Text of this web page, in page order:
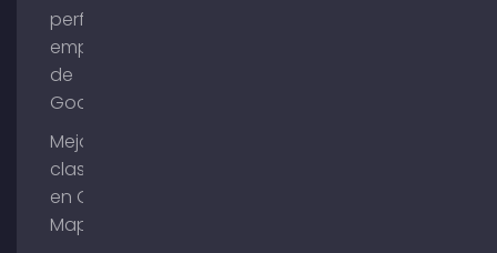
perfil de
empresa
de
Google
Mejorar la
clasificación
en Google
Maps